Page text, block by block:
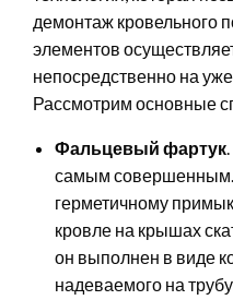
демонтаж кровельного
элементов
непосредственно на
Рассмотрим основные
Фальцевый фартук
самым совершенным.
герметичному
кровле на крышах
он выполнен в виде
надеваемого на